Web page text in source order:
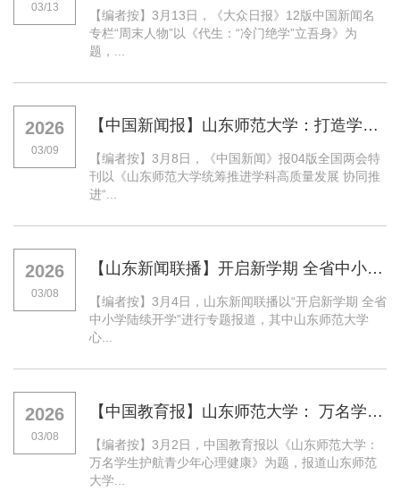
03/13
【编者按】3月13日，《大众日报》12版中国新闻名
专栏“周末人物”以《代生：“冷门绝学”立吾身》为
题，...
2026
03/09
【中国新闻报】山东师范大学：打造学科特区 建设国际知名一流师范大学
【编者按】3月8日，《中国新闻》报04版全国两会特
刊以《山东师范大学统筹推进学科高质量发展 协同推
进“...
2026
03/08
【山东新闻联播】开启新学期 全省中小学陆续开学
【编者按】3月4日，山东新闻联播以“开启新学期 全省
中小学陆续开学”进行专题报道，其中山东师范大学
心...
2026
03/08
【中国教育报】山东师范大学： 万名学生护航青少年心理健康
【编者按】3月2日，中国教育报以《山东师范大学：
万名学生护航青少年心理健康》为题，报道山东师范
大学...